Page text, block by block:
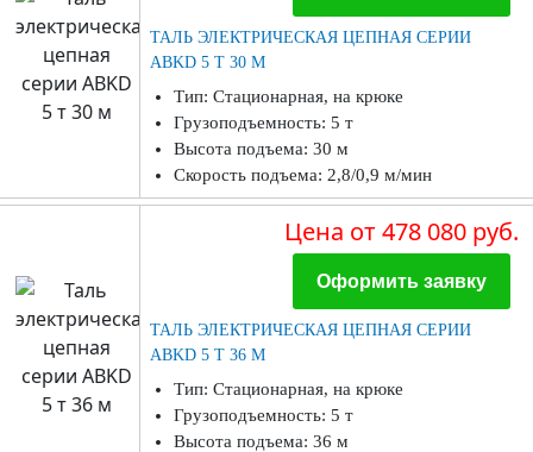
ТАЛЬ ЭЛЕКТРИЧЕСКАЯ ЦЕПНАЯ СЕРИИ
ABKD 5 Т 30 М
Тип: Стационарная, на крюке
Грузоподъемность: 5 т
Высота подъема: 30 м
Скорость подъема: 2,8/0,9 м/мин
Цена от 478 080 руб.
Оформить заявку
ТАЛЬ ЭЛЕКТРИЧЕСКАЯ ЦЕПНАЯ СЕРИИ
ABKD 5 Т 36 М
Тип: Стационарная, на крюке
Грузоподъемность: 5 т
Высота подъема: 36 м